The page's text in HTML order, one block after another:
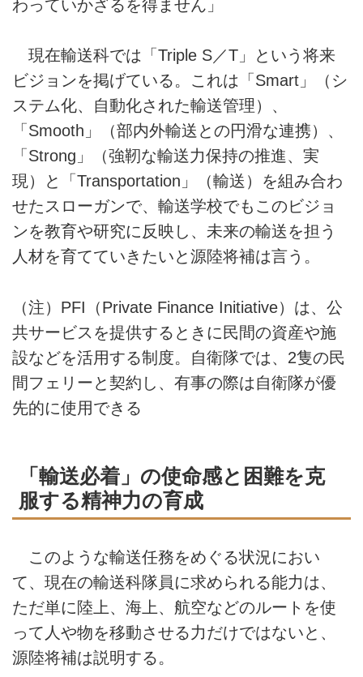
わっていかざるを得ません」
現在輸送科では「Triple S／T」という将来
ビジョンを掲げている。これは「Smart」（シ
ステム化、自動化された輸送管理）、
「Smooth」（部内外輸送との円滑な連携）、
「Strong」（強靭な輸送力保持の推進、実
現）と「Transportation」（輸送）を組み合わ
せたスローガンで、輸送学校でもこのビジョ
ンを教育や研究に反映し、未来の輸送を担う
人材を育てていきたいと源陸将補は言う。
（注）PFI（Private Finance Initiative）は、公
共サービスを提供するときに民間の資産や施
設などを活用する制度。自衛隊では、2隻の民
間フェリーと契約し、有事の際は自衛隊が優
先的に使用できる
「輸送必着」の使命感と困難を克
服する精神力の育成
このような輸送任務をめぐる状況におい
て、現在の輸送科隊員に求められる能力は、
ただ単に陸上、海上、航空などのルートを使
って人や物を移動させる力だけではないと、
源陸将補は説明する。